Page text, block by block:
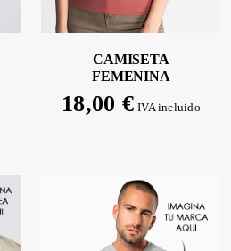
CAMISETA
FEMENINA
18,00 € IVA incluido